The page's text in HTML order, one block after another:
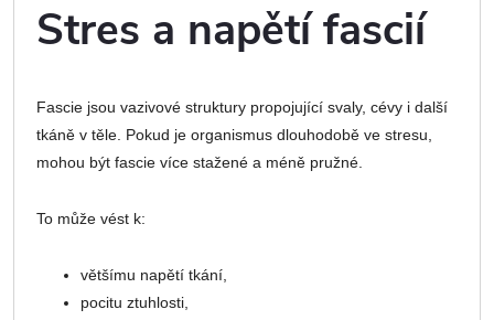
Stres a napětí fascií
Fascie jsou vazivové struktury propojující svaly, cévy i další
tkáně v těle. Pokud je organismus dlouhodobě ve stresu,
mohou být fascie více stažené a méně pružné.
To může vést k:
většímu napětí tkání,
pocitu ztuhlosti,